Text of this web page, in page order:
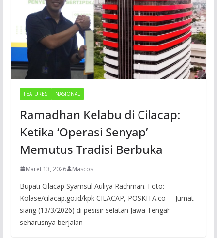
FEATURES NASIONAL
Ramadhan Kelabu di Cilacap:
Ketika ‘Operasi Senyap’
Memutus Tradisi Berbuka
Maret 13, 2026 Mascos
Bupati Cilacap Syamsul Auliya Rachman. Foto:
Kolase/cilacap.go.id/kpk CILACAP, POSKITA.co – Jumat
siang (13/3/2026) di pesisir selatan Jawa Tengah
seharusnya berjalan